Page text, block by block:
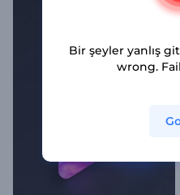
Bir şeyler yanlış
wrong.